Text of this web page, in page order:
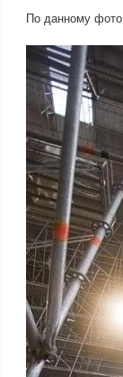
По данному фото